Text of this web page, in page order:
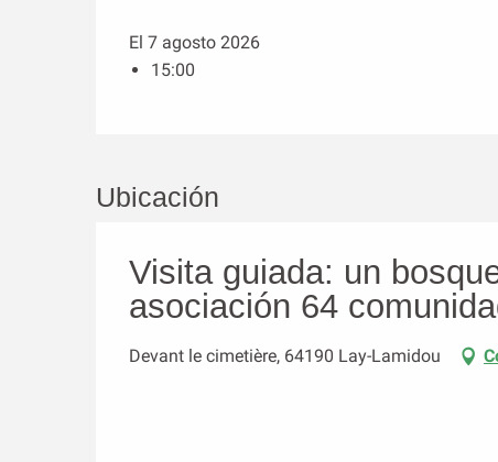
El 7 agosto 2026
15:00
Ubicación
Visita guiada: un
asociación 64
Devant le cimetière, 64190 Lay-Lamidou